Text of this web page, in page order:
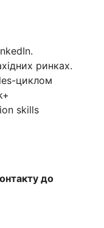
ринках.
циклом
skills
до